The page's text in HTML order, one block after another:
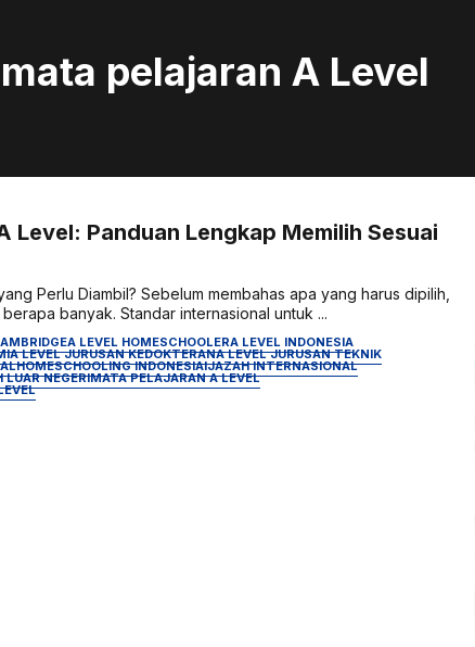
mata pelajaran A Level
Level: Panduan Lengkap Memilih Sesuai
Perlu Diambil? Sebelum membahas apa yang harus dipilih,
banyak. Standar internasional untuk ...
A LEVEL HOMESCHOOLERA LEVEL INDONESIA
A LEVEL JURUSAN KEDOKTERANA LEVEL JURUSAN TEKNIK
HOMESCHOOLING INDONESIAIJAZAH INTERNASIONAL
LUAR NEGERIMATA PELAJARAN A LEVEL